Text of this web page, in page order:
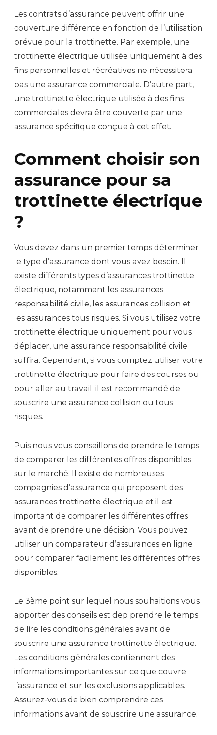
Les contrats d’assurance peuvent offrir une
couverture différente en fonction de l’utilisation
prévue pour la trottinette. Par exemple, une
trottinette électrique utilisée uniquement à des
fins personnelles et récréatives ne nécessitera
pas une assurance commerciale. D’autre part,
une trottinette électrique utilisée à des fins
commerciales devra être couverte par une
assurance spécifique conçue à cet effet.
Comment choisir son
assurance pour sa
trottinette électrique
?
Vous devez dans un premier temps déterminer
le type d’assurance dont vous avez besoin. Il
existe différents types d’assurances trottinette
électrique, notamment les assurances
responsabilité civile, les assurances collision et
les assurances tous risques. Si vous utilisez votre
trottinette électrique uniquement pour vous
déplacer, une assurance responsabilité civile
suffira. Cependant, si vous comptez utiliser votre
trottinette électrique pour faire des courses ou
pour aller au travail, il est recommandé de
souscrire une assurance collision ou tous
risques.
Puis nous vous conseillons de prendre le temps
de comparer les différentes offres disponibles
sur le marché. Il existe de nombreuses
compagnies d’assurance qui proposent des
assurances trottinette électrique et il est
important de comparer les différentes offres
avant de prendre une décision. Vous pouvez
utiliser un comparateur d’assurances en ligne
pour comparer facilement les différentes offres
disponibles.
Le 3ème point sur lequel nous souhaitions vous
apporter des conseils est dep prendre le temps
de lire les conditions générales avant de
souscrire une assurance trottinette électrique.
Les conditions générales contiennent des
informations importantes sur ce que couvre
l’assurance et sur les exclusions applicables.
Assurez-vous de bien comprendre ces
informations avant de souscrire une assurance.